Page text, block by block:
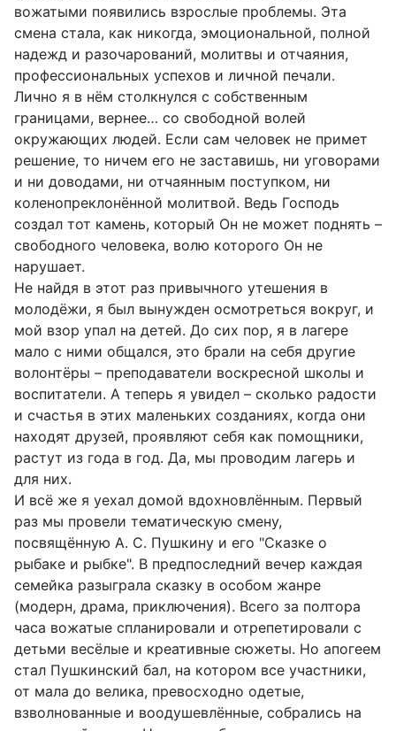
вожатыми появились взрослые проблемы. Эта
смена стала, как никогда, эмоциональной, полной
надежд и разочарований, молитвы и отчаяния,
профессиональных успехов и личной печали.
Лично я в нём столкнулся с собственным
границами, вернее… со свободной волей
окружающих людей. Если сам человек не примет
решение, то ничем его не заставишь, ни уговорами
и ни доводами, ни отчаянным поступком, ни
коленопреклонённой молитвой. Ведь Господь
создал тот камень, который Он не может поднять –
свободного человека, волю которого Он не
нарушает.
Не найдя в этот раз привычного утешения в
молодёжи, я был вынужден осмотреться вокруг, и
мой взор упал на детей. До сих пор, я в лагере
мало с ними общался, это брали на себя другие
волонтёры – преподаватели воскресной школы и
воспитатели. А теперь я увидел – сколько радости
и счастья в этих маленьких созданиях, когда они
находят друзей, проявляют себя как помощники,
растут из года в год. Да, мы проводим лагерь и
для них.
И всё же я уехал домой вдохновлённым. Первый
раз мы провели тематическую смену,
посвящённую А. С. Пушкину и его "Сказке о
рыбаке и рыбке". В предпоследний вечер каждая
семейка разыграла сказку в особом жанре
(модерн, драма, приключения). Всего за полтора
часа вожатые спланировали и отрепетировали с
детьми весёлые и креативные сюжеты. Но апогеем
стал Пушкинский бал, на котором все участники,
от мала до велика, превосходно одетые,
взволнованные и воодушевлённые, собрались на